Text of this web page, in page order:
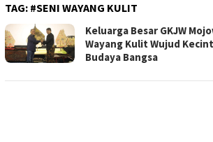
TAG: #SENI WAYANG KULIT
Keluarga Besar GKJW
Wayang Kulit Wujud
Budaya Bangsa